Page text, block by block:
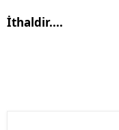
İthaldir....